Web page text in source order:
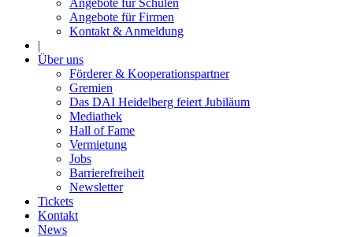
Angebote für Schulen
Angebote für Firmen
Kontakt & Anmeldung
|
Über uns
Förderer & Kooperationspartner
Gremien
Das DAI Heidelberg feiert Jubiläum
Mediathek
Hall of Fame
Vermietung
Jobs
Barrierefreiheit
Newsletter
Tickets
Kontakt
News